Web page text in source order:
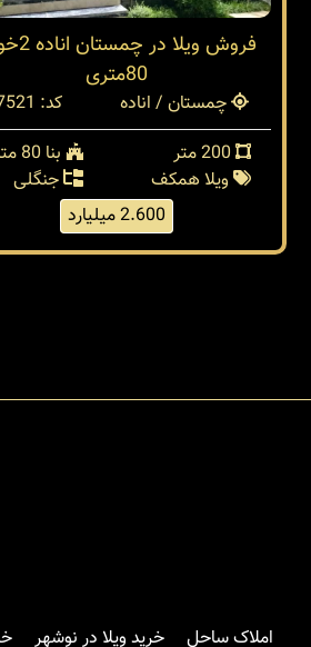
فروش ویلا
80متری
چمستان / اناده
کد: 37521
بنا 80 متر
ویلا همکف
جنگلی
2.600 میلیارد
املاک ساحل
خرید ویلا در نوشهر